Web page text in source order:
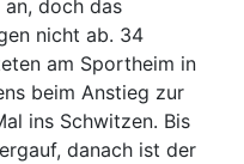
doch das
nicht ab. 34
am Sportheim in
beim Anstieg zur
ins Schwitzen. Bis
danach ist der